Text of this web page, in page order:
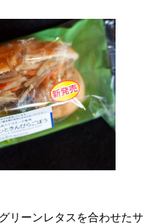
リーンレタスを合わせたサ